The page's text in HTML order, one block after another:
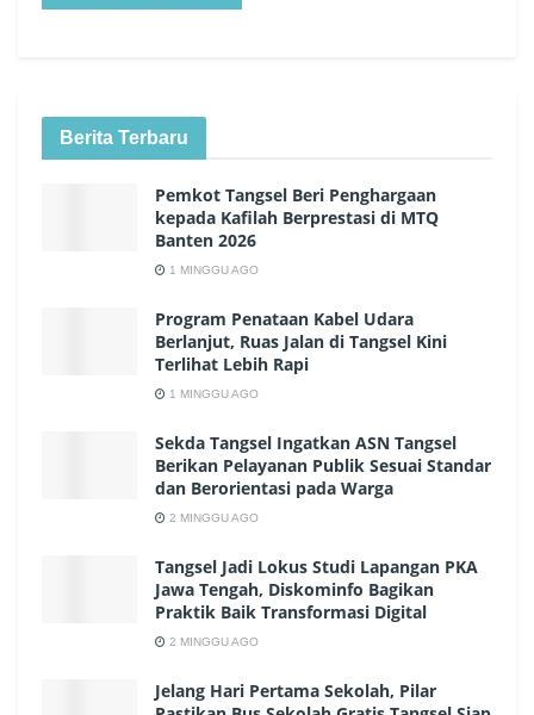
Berita Terbaru
Pemkot Tangsel Beri Penghargaan
kepada Kafilah Berprestasi di MTQ
Banten 2026
1 MINGGU AGO
Program Penataan Kabel Udara
Berlanjut, Ruas Jalan di Tangsel Kini
Terlihat Lebih Rapi
1 MINGGU AGO
Sekda Tangsel Ingatkan ASN Tangsel
Berikan Pelayanan Publik Sesuai Standar
dan Berorientasi pada Warga
2 MINGGU AGO
Tangsel Jadi Lokus Studi Lapangan PKA
Jawa Tengah, Diskominfo Bagikan
Praktik Baik Transformasi Digital
2 MINGGU AGO
Jelang Hari Pertama Sekolah, Pilar